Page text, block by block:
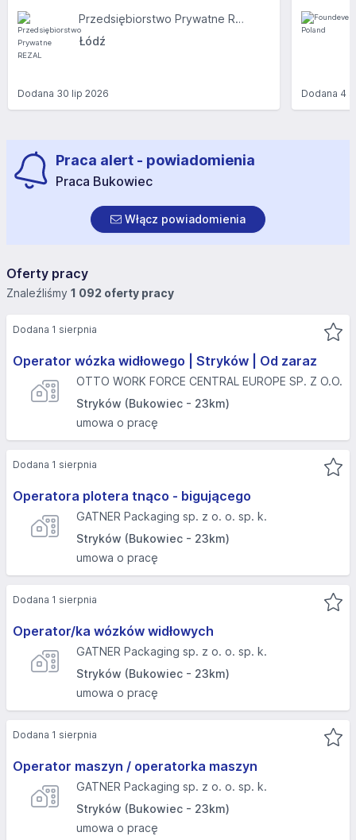
Przedsiębiorstwo Prywatne REZAL
Łódź
Dodana 30 lip 2026 Dodana 4
Praca alert - powiadomienia
Praca Bukowiec
Włącz powiadomienia
Oferty pracy
Znaleźliśmy 1 092 oferty pracy
Operator wózka widłowego | Stryków | Od zaraz
OTTO WORK FORCE CENTRAL EUROPE SP. Z O.O.
Stryków (Bukowiec - 23km)
umowa o pracę
Dodana 1 sierpnia
Operatora plotera tnąco - bigującego
GATNER Packaging sp. z o. o. sp. k.
Stryków (Bukowiec - 23km)
umowa o pracę
Dodana 1 sierpnia
Operator/ka wózków widłowych
GATNER Packaging sp. z o. o. sp. k.
Stryków (Bukowiec - 23km)
umowa o pracę
Dodana 1 sierpnia
Operator maszyn / operatorka maszyn
GATNER Packaging sp. z o. o. sp. k.
Stryków (Bukowiec - 23km)
umowa o pracę
Dodana 1 sierpnia